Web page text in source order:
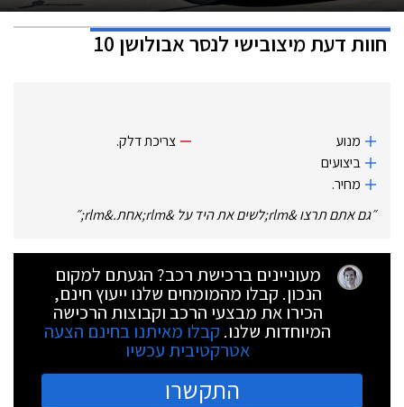
חוות דעתמיצובישי לנסר אבולושן 10
מנוע
ביצועים
‏מחיר.‏
צריכת דלק.‏
״גם אתם תרצו &rlm;לשים את היד על &rlm;אחת.&rlm; ״
מעוניינים ברכישת רכב? הגעתם למקום
הנכון. קבלו מהמומחים שלנו ייעוץ חינם,
הכירו את מבצעי הרכב וקבוצות הרכישה
המיוחדות שלנו. קבלו מאיתנו בחינם הצעה
אטרקטיבית עכשיו
התקשרו